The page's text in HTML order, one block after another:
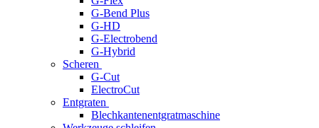
G-Bend Plus
G-HD
G-Electrobend
G-Hybrid
Scheren
G-Cut
ElectroCut
Entgraten
Blechkantenentgratmaschine